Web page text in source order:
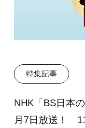
特集記事
NHK「BS日本
月7日放送！